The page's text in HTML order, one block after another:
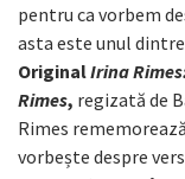
pentru ca vorbem
asta este unul
OriginalIrina
Rimes, regizată de
Rimes
vorbește despre